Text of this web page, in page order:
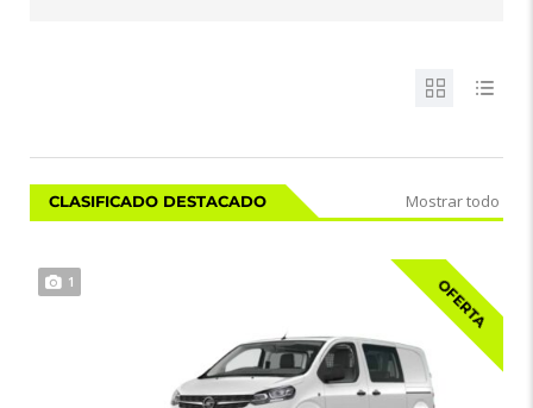
CLASIFICADO DESTACADO Mostrar todo
OFERTA
1